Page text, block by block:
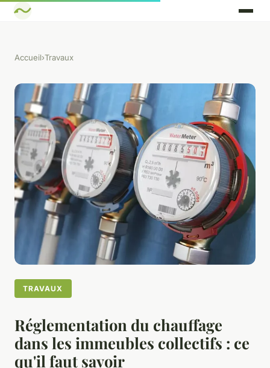
Accueil›Travaux
TRAVAUX
Réglementation du chauffage
dans les immeubles collectifs : ce
qu'il faut savoir